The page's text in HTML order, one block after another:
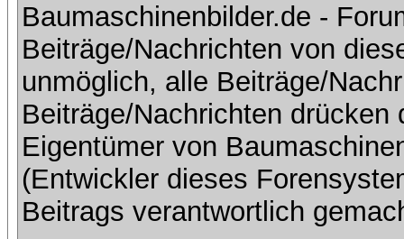
Baumaschinenbilder.de -
Beiträge/Nachrichten von
unmöglich, alle Beiträge/
Beiträge/Nachrichten
Eigentümer von
(Entwickler dieses
Beitrags verantwortlich